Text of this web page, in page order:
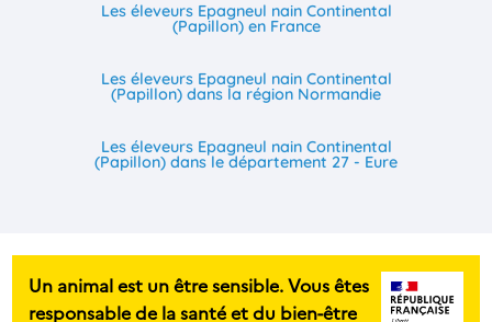
Les éleveurs Epagneul nain Continental
(Papillon) en France
Les éleveurs Epagneul nain Continental
(Papillon) dans la région Normandie
Les éleveurs Epagneul nain Continental
(Papillon) dans le département 27 - Eure
Un animal est un être sensible. Vous êtes
responsable de la santé et du bien-être